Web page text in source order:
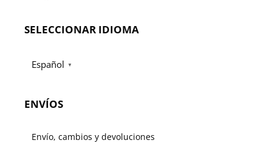
SELECCIONAR IDIOMA
Español ▼
ENVÍOS
Envío, cambios y devoluciones